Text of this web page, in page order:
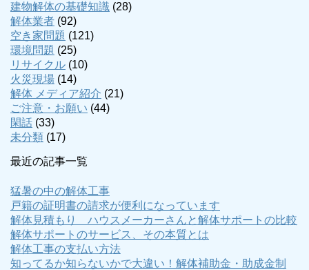
建物解体の基礎知識 (28)
解体業者 (92)
空き家問題 (121)
環境問題 (25)
リサイクル (10)
火災現場 (14)
解体 メディア紹介 (21)
ご注意・お願い (44)
閑話 (33)
未分類 (17)
最近の記事一覧
猛暑の中の解体工事
戸籍の証明書の請求が便利になっています
解体見積もり ハウスメーカーさんと解体サポートの比較
解体サポートのサービス、その本質とは
解体工事の支払い方法
知ってるか知らないかで大違い！解体補助金・助成金制